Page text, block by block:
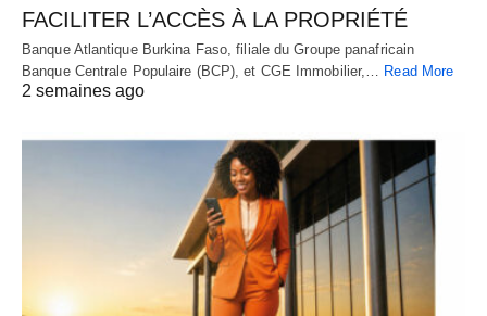
FACILITER L’ACCÈS À LA PROPRIÉTÉ
Banque Atlantique Burkina Faso, filiale du Groupe panafricain
Banque Centrale Populaire (BCP), et CGE Immobilier,… Read More
2 semaines ago